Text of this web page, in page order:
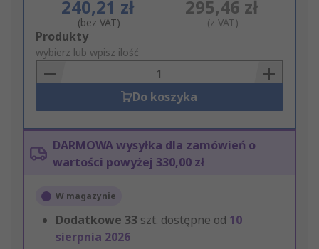
240,21 zł
(bez VAT)
295,46 zł
(z VAT)
Add
to
Basket
Produkty
wybierz lub wpisz ilość
Do koszyka
DARMOWA wysyłka dla zamówień o
wartości powyżej 330,00 zł
W magazynie
Dodatkowe 33 szt. dostępne od 10
sierpnia 2026